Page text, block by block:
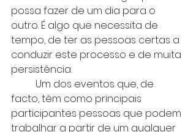
possa fazer de um dia para o
outro. É algo que necessita de
tempo, de ter as pessoas certas a
conduzir este processo e de muita
persistência.
facto, têm como principais
participantes pessoas que podem
trabalhar a partir de um qualquer